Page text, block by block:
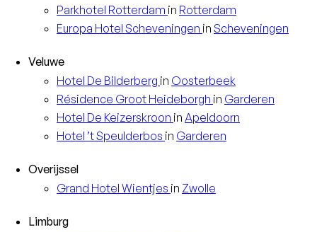
Parkhotel Rotterdam in Rotterdam
Europa Hotel Scheveningen in Scheveningen
Veluwe
Hotel De Bilderberg in Oosterbeek
Résidence Groot Heideborgh in Garderen
Hotel De Keizerskroon in Apeldoorn
Hotel ’t Speulderbos in Garderen
Overijssel
Grand Hotel Wientjes in Zwolle
Limburg